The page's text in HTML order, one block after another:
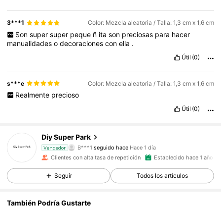
3***1 Color: Mezcla aleatoria / Talla: 1,3 cm x 1,6 cm
Son super super peque ñ ita son preciosas para hacer
manualidadesodecoracionesconella .
Útil (0)
s***e Color: Mezcla aleatoria / Talla: 1,3 cm x 1,6 cm
Realmente precioso
Útil (0)
Diy Super Park
Vendedor
B***1 seguido hace
c***1 está navegando
4,91
12K Seguidores
Clientes con alta tasa de repetición Establecido hace 1 año
Seguir Todos los artículos
También Podría Gustarte